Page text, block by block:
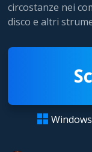
circostanze nei
disco e altri
